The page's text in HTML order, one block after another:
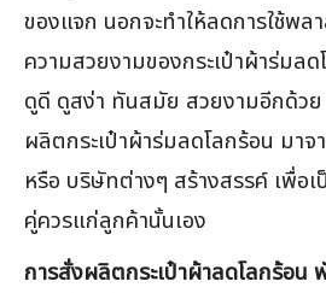
ของแจก นอกจะทำให้ลดการใช้พล
ความสวยงามของกระเป๋าผ้าร่มลด
ดูดี ดูสง่า ทันสมัย สวยงามอีกด้วย
ผลิตกระเป๋าผ้าร่มลดโลกร้อน มา
หรือ บริษัทต่างๆ สร้างสรรค์ เพื่อเ
คู่ควรแก่ลูกค้านั้นเอง
การสั่งผลิตกระเป๋าผ้าลดโลกร้อน